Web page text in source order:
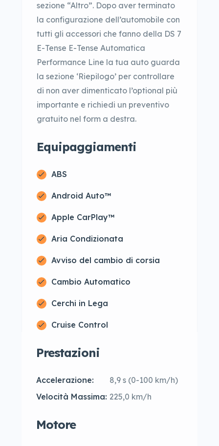
sezione “Altro”. Dopo aver terminato
la configurazione dell’automobile con
tutti gli accessori che fanno della DS 7
E-Tense E-Tense Automatica
Performance Line la tua auto guarda
la sezione ‘Riepilogo’ per controllare
di non aver dimenticato l’optional più
importante e richiedi un preventivo
gratuito nel form a destra.
Equipaggiamenti
ABS
Android Auto™
Apple CarPlay™
Aria Condizionata
Avviso del cambio di corsia
Cambio Automatico
Cerchi in Lega
Cruise Control
Prestazioni
Accelerazione:
8,9 s (0-100 km/h)
Velocità Massima: 225,0 km/h
Motore